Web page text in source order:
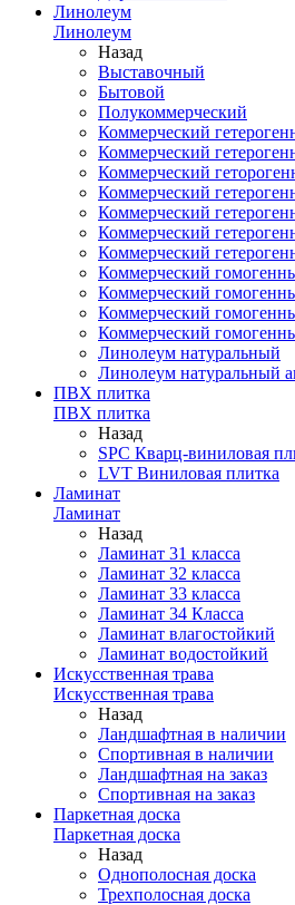
Линолеум
Линолеум
Назад
Выставочный
Бытовой
Полукоммерческий
Коммерческий
Коммерческий
Коммерческий
Коммерческий
Коммерческий
Коммерческий
Коммерческий
Коммерческий
Коммерческий
Коммерческий
Коммерческий
Линолеум натуральный
Линолеум натуральный
ПВХ плитка
ПВХ плитка
Назад
SPC Кварц-виниловая
LVT Виниловая плитка
Ламинат
Ламинат
Назад
Ламинат 31 класса
Ламинат 32 класса
Ламинат 33 класса
Ламинат 34 Класса
Ламинат влагостойкий
Ламинат водостойкий
Искусственная трава
Искусственная трава
Назад
Ландшафтная в наличии
Спортивная в наличии
Ландшафтная на заказ
Спортивная на заказ
Паркетная доска
Паркетная доска
Назад
Однополосная доска
Трехполосная доска